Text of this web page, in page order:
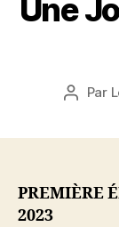
Une
Auteur
Par
PREMIÈRE
2023